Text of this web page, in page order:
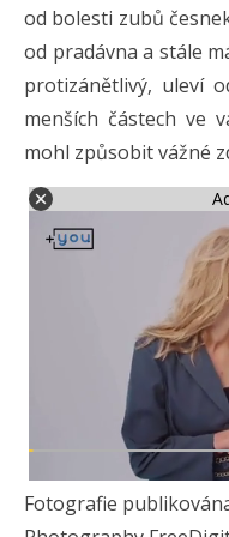
od bolesti zubů
od pradávna a stále
protizánětlivý, uleví
menších částech ve
mohl způsobit vážné
Fotografie